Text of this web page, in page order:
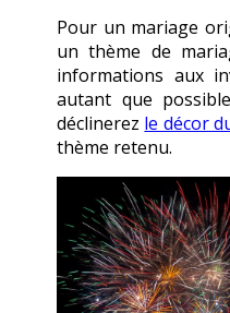
Pour un mariage
un thème de
informations aux
autant que
déclinerez le décor
thème retenu.